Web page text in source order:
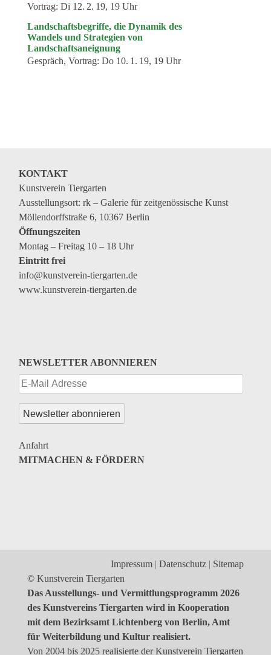
Vortrag: Di 12. 2. 19, 19 Uhr
Landschaftsbegriffe, die Dynamik des
Wandels und Strategien von
Landschaftsaneignung
Gespräch, Vortrag: Do 10. 1. 19, 19 Uhr
KONTAKT
Kunstverein Tiergarten
Ausstellungsort: rk – Galerie für zeitgenössische Kunst
Möllendorffstraße 6, 10367 Berlin
Öffnungszeiten
Montag – Freitag 10 – 18 Uhr
Eintritt frei
info@kunstverein-tiergarten.de
www.kunstverein-tiergarten.de
NEWSLETTER ABONNIEREN
Anfahrt
MITMACHEN & FÖRDERN
Impressum Datenschutz
Sitemap
© Kunstverein Tiergarten
Das Ausstellungs- und Vermittlungsprogramm 2026
des Kunstvereins Tiergarten wird in Kooperation
mit dem Bezirksamt Lichtenberg von Berlin, Amt
für Weiterbildung und Kultur realisiert.
Von 2004 bis 2025 realisierte der Kunstverein Tiergarten